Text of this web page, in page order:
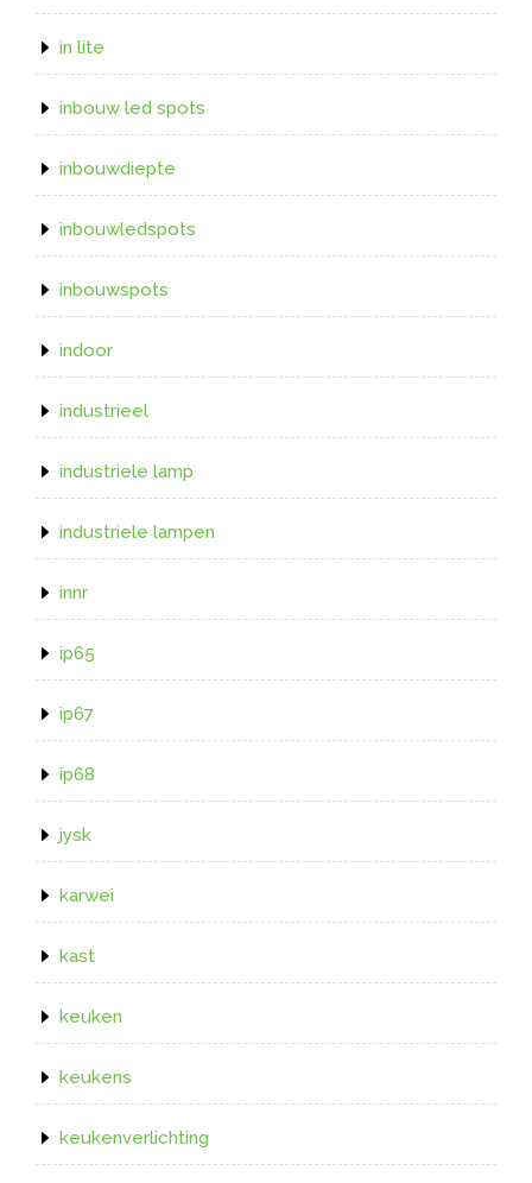
in lite
inbouw led spots
inbouwdiepte
inbouwledspots
inbouwspots
indoor
industrieel
industriele lamp
industriele lampen
innr
ip65
ip67
ip68
jysk
karwei
kast
keuken
keukens
keukenverlichting